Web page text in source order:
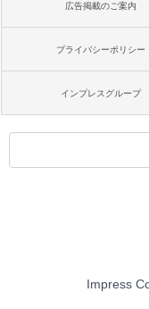
広告掲載のご案内
プライバシーポリシー
インプレスグループ
Impress